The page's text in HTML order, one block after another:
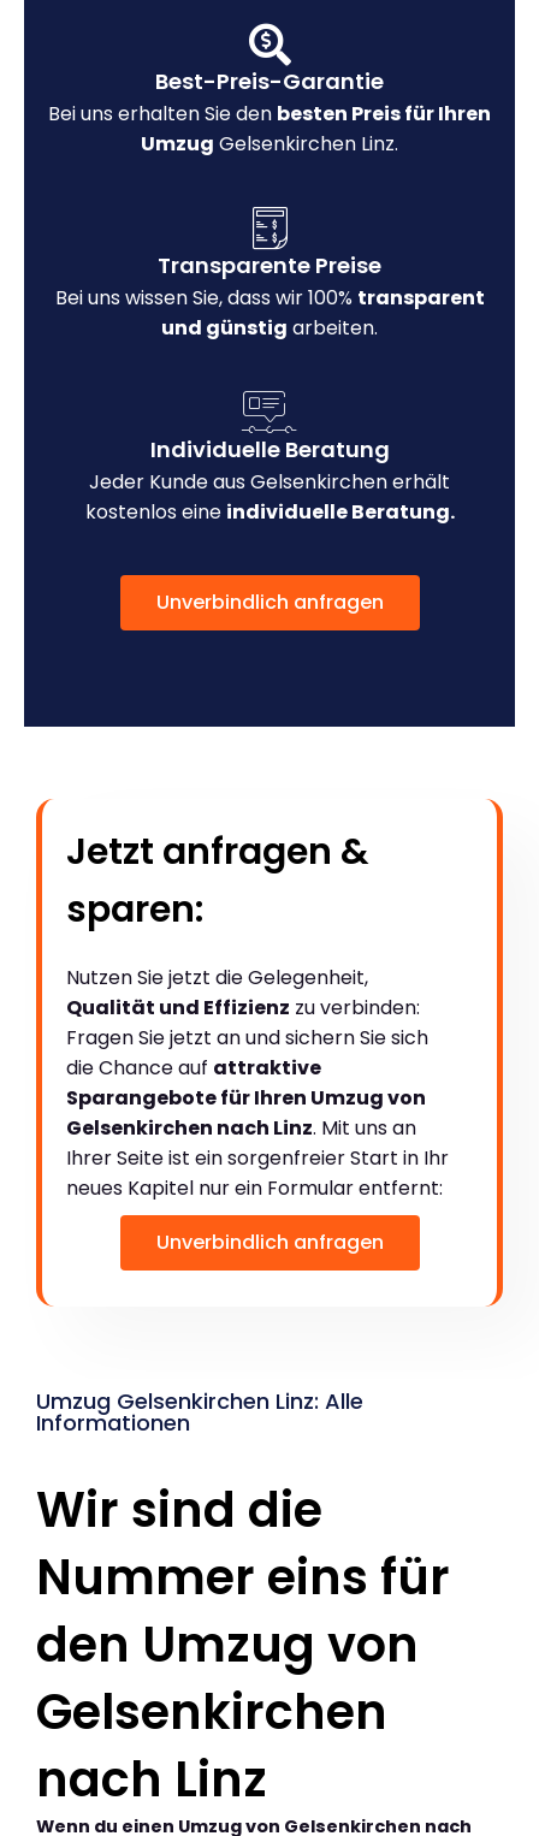
Best-Preis-Garantie
Bei uns erhalten Sie den besten Preis für Ihren
Umzug Gelsenkirchen Linz.
Transparente Preise
Bei uns wissen Sie, dass wir 100% transparent
und günstig arbeiten.
Individuelle Beratung
Jeder Kunde aus Gelsenkirchen erhält
kostenlos eine individuelle Beratung.
Unverbindlich anfragen
Jetzt anfragen &
sparen:
Nutzen Sie jetzt die Gelegenheit,
Qualität und Effizienz zu verbinden:
Fragen Sie jetzt an und sichern Sie sich
die Chance auf attraktive
Sparangebote für Ihren Umzug von
Gelsenkirchen nach Linz. Mit uns an
Ihrer Seite ist ein sorgenfreier Start in Ihr
neues Kapitel nur ein Formular entfernt:
Unverbindlich anfragen
Umzug Gelsenkirchen Linz: Alle
Informationen
Wir sind die
Nummer eins für
den Umzug von
Gelsenkirchen
nach Linz
Wenn du einen Umzug von Gelsenkirchen nach